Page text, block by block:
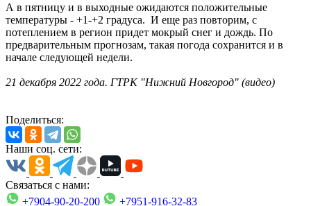
А в пятницу и в выходные ожидаются положительные
температуры - +1-+2 градуса. И еще раз повторим, с
потеплением в регион придет мокрый снег и дождь. По
предварительным прогнозам, такая погода сохранится и в
начале следующей недели.
21 декабря 2022 года. ГТРК "Нижний Новгород" (видео)
Поделиться:
Наши соц. сети:
Связаться с нами:
+7904-90-20-200
+7951-916-32-83